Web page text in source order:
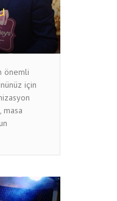
önemli
için
masa